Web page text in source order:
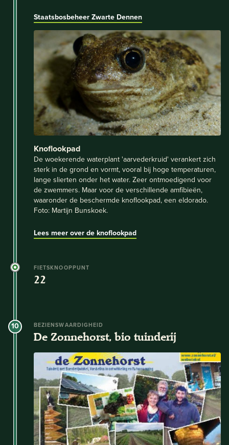
Staatsbosbeheer Zwarte Dennen
Knoflookpad
De woekerende waterplant 'aarvederkruid' verankert zich
sterk in de grond en vormt, vooral bij hoge temperaturen,
lange slierten onder het water. Zeer ontmoedigend voor
de zwemmers. Maar voor de verschillende amfibieën,
waaronder de beschermde knoflookpad, een eldorado.
Foto: Martijn Bunskoek.
Lees meer over de knoflookpad
FIETSKNOOPPUNT
22
10 BEZIENSWAARDIGHEID
De Zonnehorst, bio tuinderij